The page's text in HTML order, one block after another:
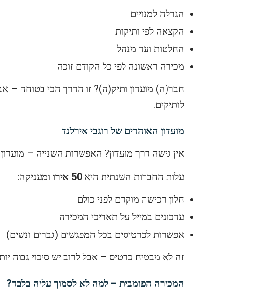
הגרלה למנויים
הקצאה לפי ותיקות
החלטות ועד מנהל
מכירה ראשונה לפי כל הקודם זוכה
חבר(ה) מועדון ותיק(ה)? זו הדרך הכי בטוחה –
לותיקים.
מועדון האוהדים של רוגבי אירלנד
אין גישה דרך מועדון? האפשרות השנייה –
עלות החברות השנתית היא 50 אירו
ומעניקה:
חלון רכישה מוקדם לפני כולם
עדכונים במייל על תאריכי המכירה
אפשרות לכרטיסים בכל המפגשים (גברים ונשים)
זה לא מבטיח כרטיס – אבל לרוב יש סיכוי גבוה
המכירה הפומבית – למה לא לסמוך עליה בלבד?